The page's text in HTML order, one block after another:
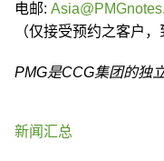
电邮:
（仅接受预约之客户
PMG是CCG集团的独立
新闻汇总